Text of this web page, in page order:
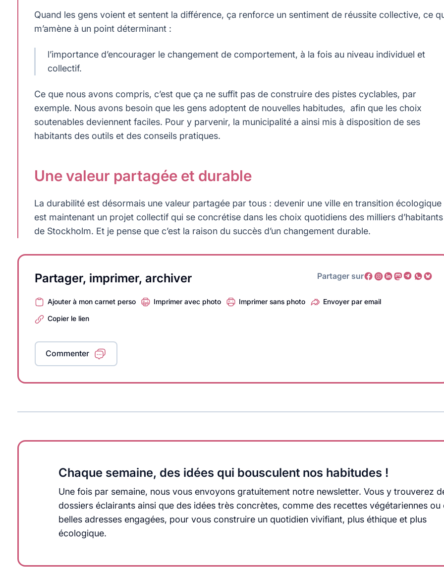
Quand les gens voient et sentent la différence, ça renforce un sentiment de réussite collective, ce
m’amène à un point déterminant :
l’importance d’encourager le changement de comportement, à la fois au niveau individuel et
collectif.
Ce que nous avons compris, c’est que ça ne suffit pas de construire des pistes cyclables, par
exemple. Nous avons besoin que les gens adoptent de nouvelles habitudes, afin que les choix
soutenables deviennent faciles. Pour y parvenir, la municipalité a ainsi mis à disposition de ses
habitants des outils et des conseils pratiques.
Une valeur partagée et durable
La durabilité est désormais une valeur partagée par tous : devenir une ville en transition écologique
est maintenant un projet collectif qui se concrétise dans les choix quotidiens des milliers d’habitants
de Stockholm. Et je pense que c’est la raison du succès d’un changement durable.
Partager, imprimer, archiver Partager sur
Ajouter à mon carnet perso Imprimer avec photo Imprimer sans photo Envoyer par email
Copier le lien
Commenter
Chaque semaine, des idées qui bousculent nos habitudes !
Une fois par semaine, nous vous envoyons gratuitement notre newsletter. Vous y trouverez
dossiers éclairants ainsi que des idées très concrètes, comme des recettes végétariennes ou
belles adresses engagées, pour vous construire un quotidien vivifiant, plus éthique et plus
écologique.